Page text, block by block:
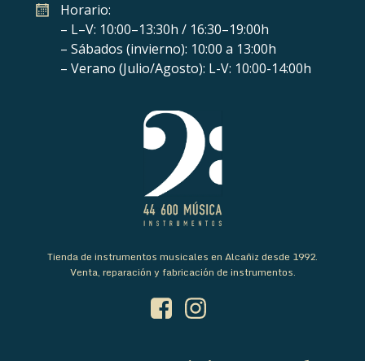
Horario:
– L–V: 10:00–13:30h / 16:30–19:00h
– Sábados (invierno): 10:00 a 13:00h
– Verano (Julio/Agosto): L-V: 10:00-14:00h
Tienda de instrumentos musicales en Alcañiz desde 1992.
Venta, reparación y fabricación de instrumentos.